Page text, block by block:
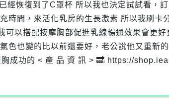
經恢復到了C罩杯 所以我也決定試試看，
時間，來活化乳房的生長激素 所以我刷卡
以搭配按摩胸部促進乳線暢通效果會更
色也變的比以前還要好，老公說他又重新
胸成功的 < 產 品 資 訊 > 🔜 https://